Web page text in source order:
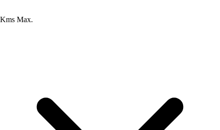
Kms Max.